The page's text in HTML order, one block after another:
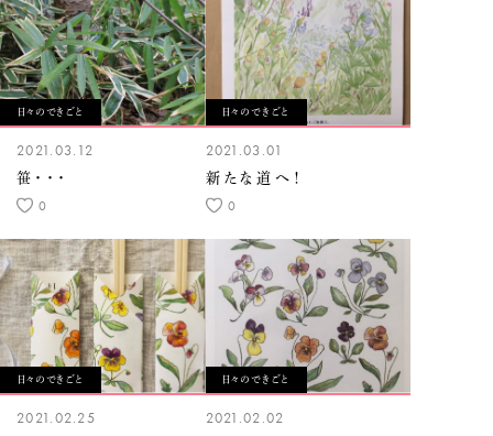
日々のできごと
2021.03.12
笹・・・
0
日々のできごと
2021.03.01
新たな道へ！
0
日々のできごと
2021.02.25
日々のできごと
2021.02.02